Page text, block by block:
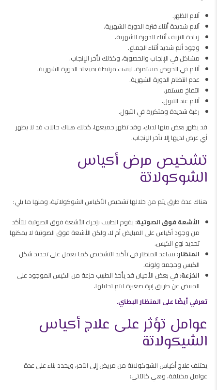
آلام الظهر.
آلام شديدة أثناء فترة الدورة الشهرية.
زيادة النزيف أثناء الدورة الشهرية.
وجود ألم شديد أثناء الجماع.
مشاكل في الإنجاب والخصوبة، وكذلك تأخر الإنجاب.
آلام في الحوض مستمرة، ليست مرتبطة بميعاد الدورة الشهرية.
عدم انتظام الدورة الشهرية.
انتفاخ مستمر.
آلام عند التبول.
رغبة شديدة ومتكررة في التبول.
قد يظهر بعض منها لديكِ، وقد تظهر جميعها، كذلك هناك حالات قد لا يظهر
أي عرض لديها إلا تأخر الإنجاب.
تشخيص مرض أكياس
الشوكولاتة
هناك عدة طرق يتم من خلالها تشخيص الأكياس الشوكولاتية، ومنها ما يلي:
الأشعة فوق الصوتية:يقوم الطبيب بإجراء الأشعة فوق الصوتية للتأكد
من وجود أكياس على المبايض أم لا، ولكن الأشعة فوق الصوتية لا يمكنها
تحديد نوع الكيس.
المنظار:يساعد المنظار في تأكيد التشخيص كما يعمل على تحديد شكل
الكيس وحجمه ولونه.
الخزعة: في بعض الأحيان قد يأخذ الطبيب خزعة من الكيس الموجود على
المبيض عن طريق إبرة صغيرة ليتم تحليلها.
تعرفي أيضًا على المنظار البطني.
عوامل تؤثر على علاج أكياس
الشيكولاتة
يختلف علاج أكياس الشوكولاتة من مريض إلى الآخر، ويحدد بناء على عدة
عوامل مختلفة، وهي كالآتي: